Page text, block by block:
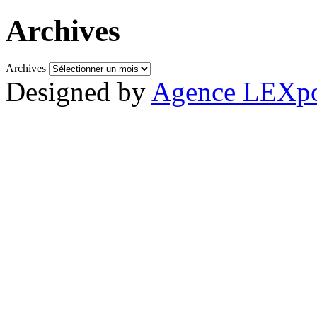
Archives
Archives
Designed by Agence